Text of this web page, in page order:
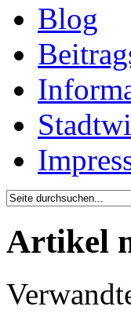
Blog
Artikel